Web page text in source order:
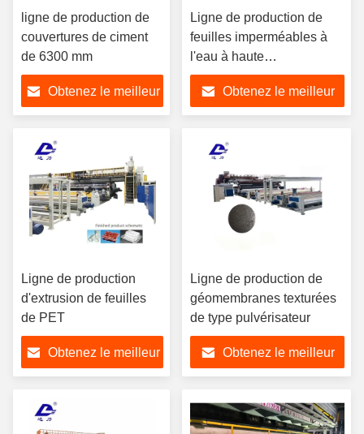
ligne de production de
couvertures de ciment
de 6300 mm
Obtenez le meilleur
Ligne de production de
feuilles imperméables à
l'eau à haute
polymérisation (avec
autoadhésif/antiadhésif)
Obtenez le meilleur
Ligne de production
d'extrusion de feuilles
de PET
Obtenez le meilleur
Ligne de production de
géomembranes texturées
de type pulvérisateur
Obtenez le meilleur